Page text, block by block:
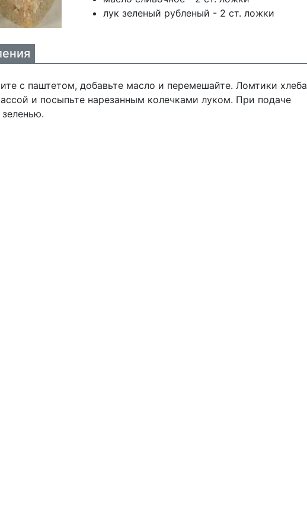
лук зеленый рубленый - 2 ст. ложки
с паштетом, добавьте масло и перемешайте. Ломтики хлеба
и посыпьте нарезанным колечками луком. При подаче